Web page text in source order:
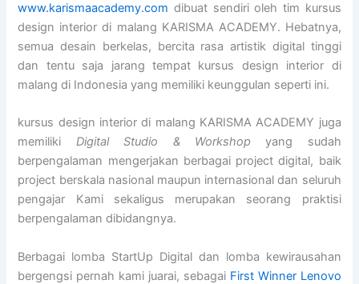
www.karismaacademy.com dibuat sendiri oleh tim kursus
design interior di malang KARISMA ACADEMY. Hebatnya,
semua desain berkelas, bercita rasa artistik digital tinggi
dan tentu saja jarang tempat kursus design interior di
malang di Indonesia yang memiliki keunggulan seperti ini.
kursus design interior di malang KARISMA ACADEMY juga
memiliki Digital Studio & Workshop yang sudah
berpengalaman mengerjakan berbagai project digital, baik
project berskala nasional maupun internasional dan seluruh
pengajar Kami sekaligus merupakan seorang praktisi
berpengalaman dibidangnya.
Berbagai lomba StartUp Digital dan lomba kewirausahan
bergengsi pernah kami juarai, sebagai First Winner Lenovo